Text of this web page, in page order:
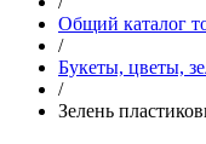
Общий каталог
/
Букеты, цветы,
/
Зелень